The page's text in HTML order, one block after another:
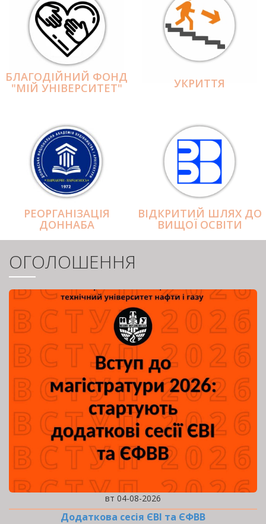
БЛАГОДІЙНИЙ ФОНД
"МІЙ УНІВЕРСИТЕТ" УКРИТТЯ
РЕОРГАНІЗАЦІЯ
ДОННАБА
ВІДКРИТИЙ ШЛЯХ ДО
ВИЩОЇ ОСВІТИ
ОГОЛОШЕННЯ
вт 04-08-2026
Додаткова сесія ЄВІ та ЄФВВ